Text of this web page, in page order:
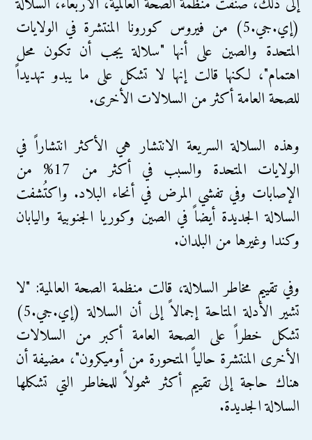
(إي.جي.5) من فيروس كورونا المنتشرة في الولايات
المتحدة والصين على أنها "سلالة يجب أن تكون محل
اهتمام"، لكنها قالت إنها لا تشكل على ما يبدو تهديداً
للصحة العامة أكثر من السلالات الأخرى.
وهذه السلالة السريعة الانتشار هي الأكثر انتشاراً في
الولايات المتحدة والسبب في أكثر من 17% من
الإصابات وفي تفشي المرض في أنحاء البلاد. واكتُشفت
السلالة الجديدة أيضاً في الصين وكوريا الجنوبية واليابان
وكندا وغيرها من البلدان.
وفي تقييم مخاطر السلالة، قالت منظمة الصحة العالمية: "لا
تشير الأدلة المتاحة إجمالاً إلى أن السلالة (إي.جي.5)
تشكل خطراً على الصحة العامة أكبر من السلالات
الأخرى المنتشرة حالياً المتحورة من أوميكرون"، مضيفة أن
هناك حاجة إلى تقييم أكثر شمولاً للمخاطر التي تشكلها
السلالة الجديدة.